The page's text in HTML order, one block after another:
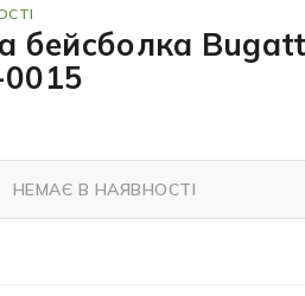
бейсболка
НЕМАЄ В НАЯВНОСТІ